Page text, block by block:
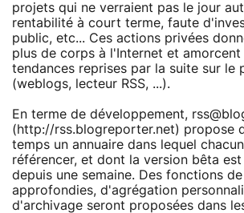
projets qui ne verraient pas le jour
rentabilité à court terme, faute
public, etc... Ces actions privées
plus de corps à l'Internet et amorcent
tendances reprises par la suite sur le
(weblogs, lecteur RSS, ...).
En terme de développement,
(http://rss.blogreporter.net) propose
temps un annuaire dans lequel
référencer, et dont la version bêta
depuis une semaine. Des fonctions
approfondies, d'agrégation
d'archivage seront proposées dans